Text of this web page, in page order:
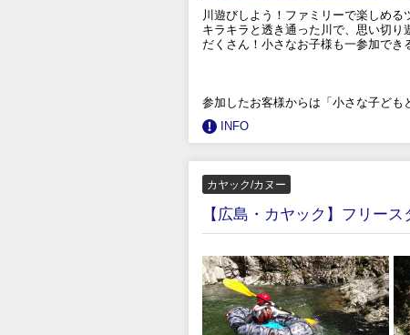
川遊びしよう！ファミリーで楽しめる
キラキラと透き通った川で、思い切
だくさん！小さなお子様も一参加でき
参加したお客様からは「小さな子ど
INFO
カヤック/カヌー
【広島・カヤック】フリー